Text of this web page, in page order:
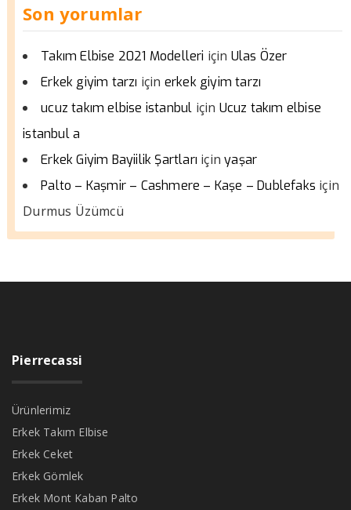
Son yorumlar
Takım Elbise 2021 Modelleri için Ulas Özer
Erkek giyim tarzı için erkek giyim tarzı
ucuz takım elbise istanbul için Ucuz takım elbise
istanbul a
Erkek Giyim Bayiilik Şartları içinyaşar
Palto – Kaşmir – Cashmere – Kaşe – Dublefaks için
Durmus Üzümcü
Pierrecassi
Ürünlerimiz
Erkek Takım Elbise
Erkek Ceket
Erkek Gömlek
Erkek Mont Kaban Palto